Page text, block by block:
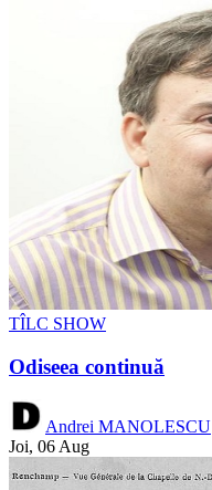
TÎLC SHOW
Odiseea continuă
Andrei MANOLESCU
Joi, 06 Aug